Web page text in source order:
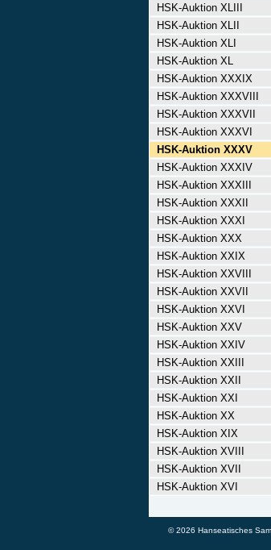
HSK-Auktion XLIII
HSK-Auktion XLII
HSK-Auktion XLI
HSK-Auktion XL
HSK-Auktion XXXIX
HSK-Auktion XXXVIII
HSK-Auktion XXXVII
HSK-Auktion XXXVI
HSK-Auktion XXXV
HSK-Auktion XXXIV
HSK-Auktion XXXIII
HSK-Auktion XXXII
HSK-Auktion XXXI
HSK-Auktion XXX
HSK-Auktion XXIX
HSK-Auktion XXVIII
HSK-Auktion XXVII
HSK-Auktion XXVI
HSK-Auktion XXV
HSK-Auktion XXIV
HSK-Auktion XXIII
HSK-Auktion XXII
HSK-Auktion XXI
HSK-Auktion XX
HSK-Auktion XIX
HSK-Auktion XVIII
HSK-Auktion XVII
HSK-Auktion XVI
© 2026 Hanseatisches